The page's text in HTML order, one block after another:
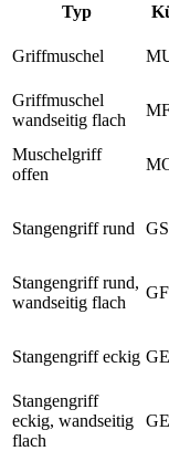
Typ
Griffmuschel
Griffmuschel
wandseitig flach
Muschelgriff
offen
Stangengriff rund
Stangengriff rund,
wandseitig flach
Stangengriff eckig
Stangengriff
eckig, wandseitig
flach